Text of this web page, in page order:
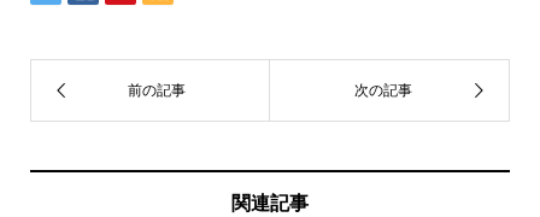
関連記事